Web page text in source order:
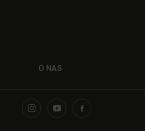
O NAS